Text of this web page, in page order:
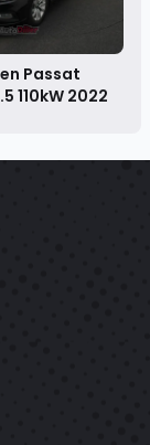
Passat
110kW 2022